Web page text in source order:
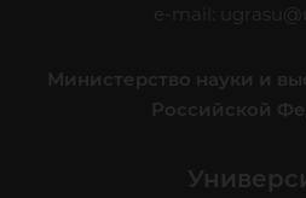
e-mail:
Министерство науки и
Российской